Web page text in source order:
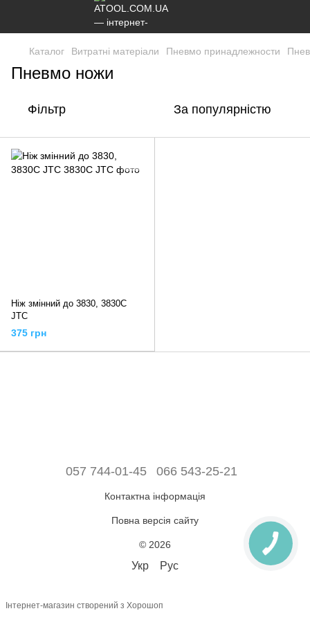
Каталог Витратні матеріали Пневмо принадлежности
Пневмо ножи
Фільтр За популярністю
Ніж змінний до 3830, 3830C
JTC
375 грн
057 744-01-45 066 543-25-21
Контактна інформація
Повна версія сайту
© 2026
Укр Рус
Інтернет-магазин створений з Хорошоп